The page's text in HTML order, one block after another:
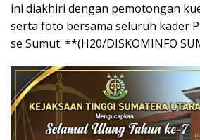
ini diakhiri dengan pemotongan
serta foto bersama seluruh kader
se Sumut. **(H20/DISKOMINFO